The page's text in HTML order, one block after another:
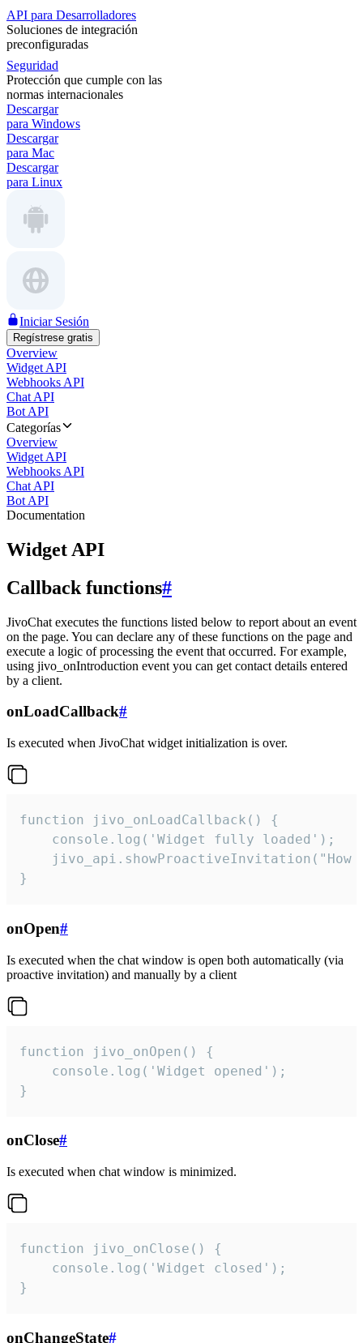
API para Desarrolladores
Soluciones de integración
preconfiguradas
Seguridad
Protección que cumple con las
normas internacionales
Descargar
para Windows
Descargar
para Mac
Descargar
para Linux
Iniciar Sesión
Regístrese gratis
Overview
Widget API
Webhooks API
Chat API
Bot API
Categorías
Overview
Widget API
Webhooks API
Chat API
Bot API
Documentation
Widget API
Callback functions#
JivoChat executes the functions listed below to report about an event
on the page. You can declare any of these functions on the page and
execute a logic of processing the event that occurred. For example,
using jivo_onIntroduction event you can get contact details entered
by a client.
onLoadCallback#
Is executed when JivoChat widget initialization is over.
function jivo_onLoadCallback() {
    console.log('Widget fully loaded');
jivo_api.showProactiveInvitation("How
}
onOpen#
Is executed when the chat window is open both automatically (via
proactive invitation) and manually by a client
function jivo_onOpen() {
    console.log('Widget opened');
}
onClose#
Is executed when chat window is minimized.
function jivo_onClose() {
    console.log('Widget closed');
}
onChangeState#